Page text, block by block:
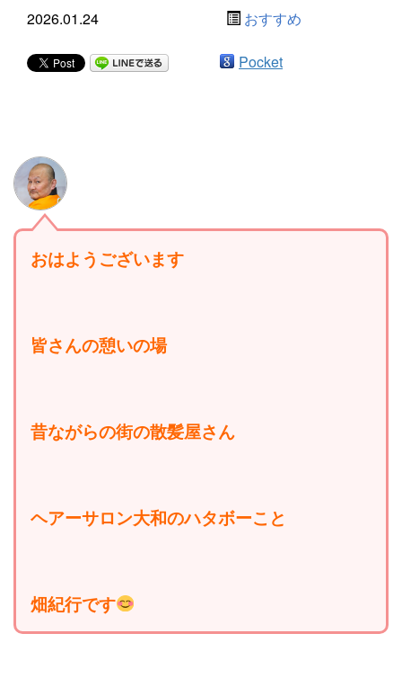
2026.01.24 おすすめ
Pocket
おはようございます
皆さんの憩いの場
昔ながらの街の散髪屋さん
ヘアーサロン大和のハタボーこと
畑紀行です